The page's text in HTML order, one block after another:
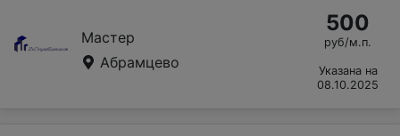
Мастер
Абрамцево
500
руб/м.п.
Указана на
08.10.2025